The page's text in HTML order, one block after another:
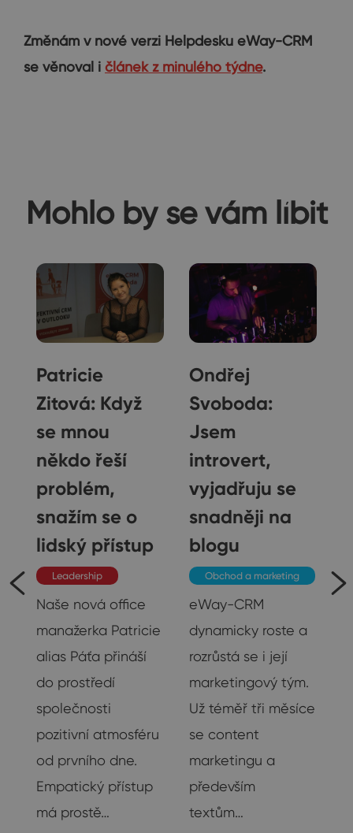
Změnám v nové verzi Helpdesku eWay-CRM
se věnoval i článek z minulého týdne.
Mohlo by se vám líbit
Patricie
Zitová: Když
se mnou
někdo řeší
problém,
snažím se o
lidský přístup
Leadership
Naše nová office
manažerka Patricie
alias Páťa přináší
do prostředí
společnosti
pozitivní atmosféru
od prvního dne.
Empatický přístup
má prostě…
Ondřej
Svoboda:
Jsem
introvert,
vyjadřuju se
snadněji na
blogu
Obchod a marketing
eWay-CRM
dynamicky roste a
rozrůstá se i její
marketingový tým.
Už téměř tři měsíce
se content
marketingu a
především
textům…